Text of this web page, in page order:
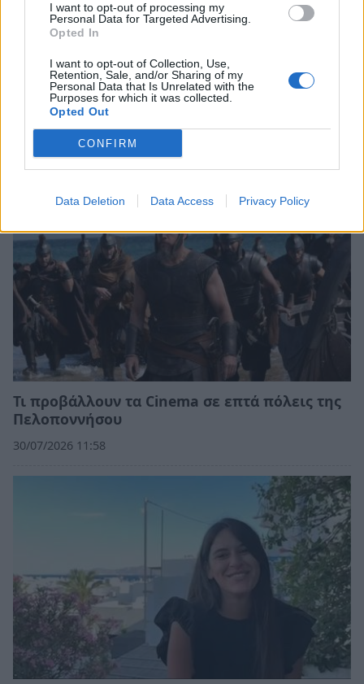
I want to opt-out of processing my
Personal Data for Targeted Advertising.
Opted In
I want to opt-out of Collection, Use,
Retention, Sale, and/or Sharing of my
Personal Data that Is Unrelated with the
Purposes for which it was collected.
Opted Out
CONFIRM
Data Deletion Data Access Privacy Policy
Τι προβάλλουν τα Cinema σε επτά πόλεις της
Πελοποννήσου
06/08/2026 15:12
Τι προβάλλουν τα Cinema σε επτά πόλεις της
Πελοποννήσου
30/07/2026 11:58